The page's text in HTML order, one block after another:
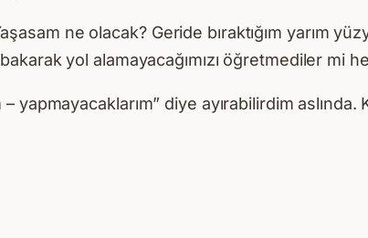
ne olacak? Geride bıraktığım yarım
yol alamayacağımızı öğretmediler mi
diye ayırabilirdim